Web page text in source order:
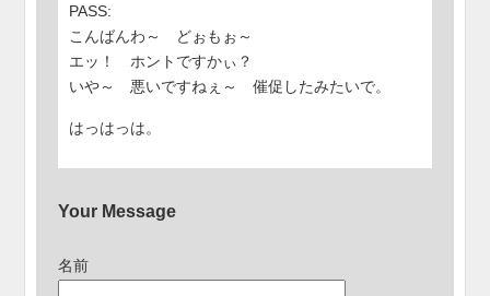
PASS:
こんばんわ～ どぉもぉ～
エッ！ ホントですかぃ？
いや～ 悪いですねぇ～ 催促したみたいで。
はっはっは。
Your Message
名前